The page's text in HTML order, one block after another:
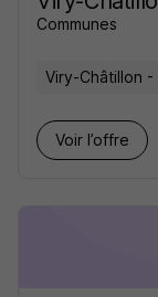
Communes
Viry-Châtillon -
Voir l’offre